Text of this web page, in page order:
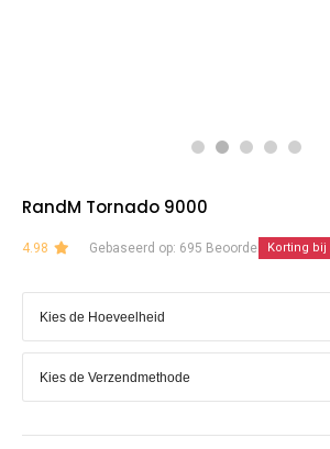
RandM Tornado 9000
4.98 Gebaseerd op: 695 Beoordelingen
Korting